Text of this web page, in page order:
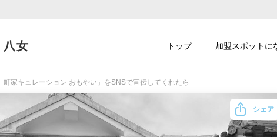
「町家キュレーション おもやい」をSNSで宣伝してくれたら
シェア
トップ 加盟スポットに
八女